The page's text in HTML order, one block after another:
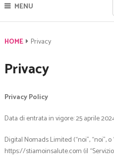
MENU
HOME Privacy
Privacy
Privacy Policy
Data di entrata in vigore: 25 aprile
Digital Nomads Limited (“noi”, “noi”,
https://stiamoinsalute.com (il